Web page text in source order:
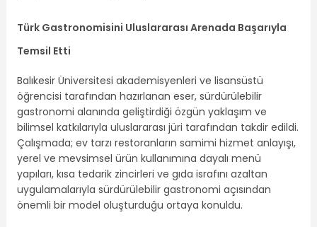
Türk Gastronomisini Uluslararası Arenada Başarıyla
Temsil Etti
Balıkesir Üniversitesi akademisyenleri ve lisansüstü
öğrencisi tarafından hazırlanan eser, sürdürülebilir
gastronomi alanında geliştirdiği özgün yaklaşım ve
bilimsel katkılarıyla uluslararası jüri tarafından takdir edildi.
Çalışmada; ev tarzı restoranların samimi hizmet anlayışı,
yerel ve mevsimsel ürün kullanımına dayalı menü
yapıları, kısa tedarik zincirleri ve gıda israfını azaltan
uygulamalarıyla sürdürülebilir gastronomi açısından
önemli bir model oluşturduğu ortaya konuldu.